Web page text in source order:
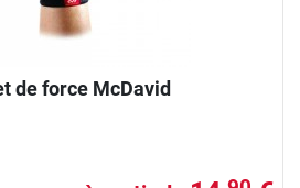
de force McDavid